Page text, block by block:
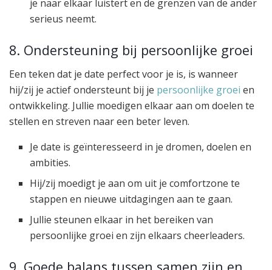
je naar elkaar luistert en de grenzen van de ander
serieus neemt.
8. Ondersteuning bij persoonlijke groei
Een teken dat je date perfect voor je is, is wanneer
hij/zij je actief ondersteunt bij je persoonlijke groei en
ontwikkeling. Jullie moedigen elkaar aan om doelen te
stellen en streven naar een beter leven.
Je date is geïnteresseerd in je dromen, doelen en
ambities.
Hij/zij moedigt je aan om uit je comfortzone te
stappen en nieuwe uitdagingen aan te gaan.
Jullie steunen elkaar in het bereiken van
persoonlijke groei en zijn elkaars cheerleaders.